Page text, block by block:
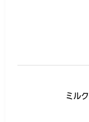
ミル